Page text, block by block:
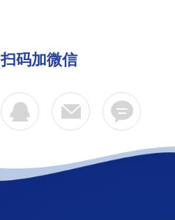
扫码加微信